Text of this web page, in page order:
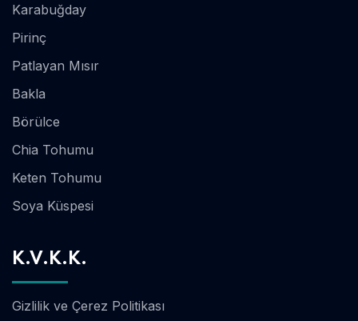
Karabuğday
Pirinç
Patlayan Mısır
Bakla
Börülce
Chia Tohumu
Keten Tohumu
Soya Küspesi
K.V.K.K.
Gizlilik ve Çerez Politikası